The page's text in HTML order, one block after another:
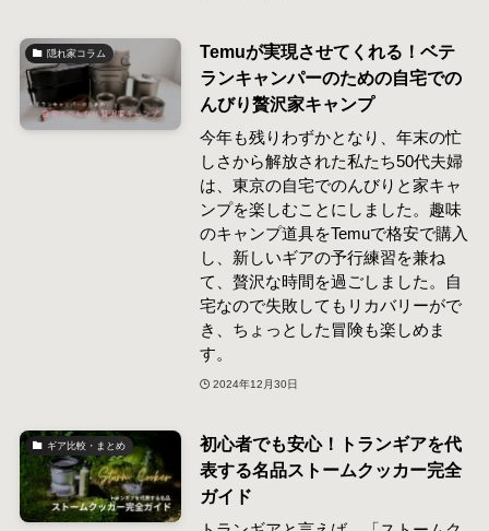
隠れ家コラム
Temuが実現させてくれる！ベテ
ランキャンパーのための自宅での
んびり贅沢家キャンプ
今年も残りわずかとなり、年末の忙
しさから解放された私たち50代夫婦
は、東京の自宅でのんびりと家キャ
ンプを楽しむことにしました。趣味
のキャンプ道具をTemuで格安で購入
し、新しいギアの予行練習を兼ね
て、贅沢な時間を過ごしました。自
宅なので失敗してもリカバリーがで
き、ちょっとした冒険も楽しめま
す。
2024年12月30日
ギア比較・まとめ
初心者でも安心！トランギアを代
表する名品ストームクッカー完全
ガイド